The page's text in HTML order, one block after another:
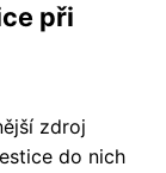
při
zdroj
do nich